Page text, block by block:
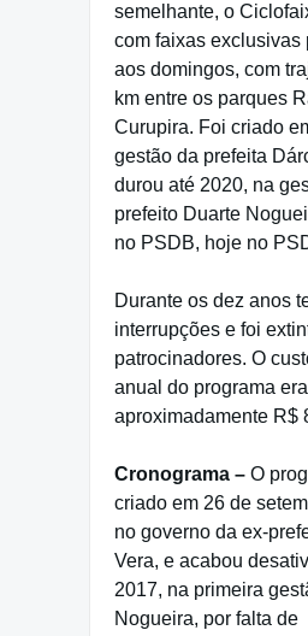
semelhante, o
com faixas exclusivas
aos domingos, com
km entre os parques
Curupira. Foi criado
gestão da prefeita
durou até 2020, na
prefeito Duarte
no PSDB, hoje no
Durante os dez anos
interrupções e foi
patrocinadores. O
anual do programa
aproximadamente R$
Cronograma – O
criado em 26 de
no governo da ex-
Vera, e acabou
2017, na primeira
Nogueira, por falta de